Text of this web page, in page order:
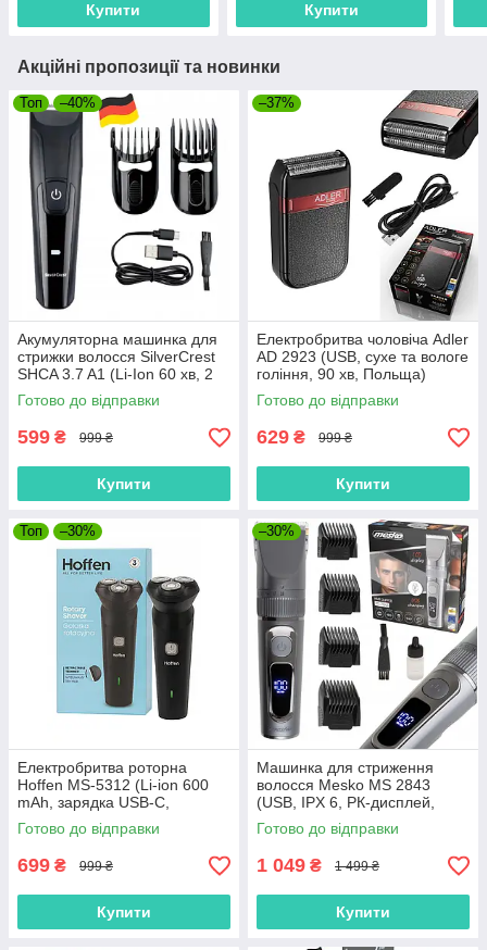
Купити Купити
Акційні пропозиції та новинки
Топ –40%
Акумуляторна машинка для
стрижки волосся SilverCrest
SHCA 3.7 A1 (Li-Ion 60 хв, 2
насадки 1-33 мм, USB-C,
Німеччина)
Готово до відправки
599 ₴ 999 ₴
Купити
–37%
Електробритва чоловіча Adler
AD 2923 (USB, сухе та вологе
гоління, 90 хв, Польща)
Готово до відправки
629 ₴ 999 ₴
Купити
Топ –30%
Електробритва роторна
Hoffen MS-5312 (Li-ion 600
mAh, зарядка USB-C,
висувний тример, Польща)
Готово до відправки
699 ₴ 999 ₴
Купити
–30%
Машинка для стриження
волосся Mesko MS 2843
(USB, IPX 6, РК-дисплей,
Польща)
Готово до відправки
1 049 ₴ 1 499 ₴
Купити